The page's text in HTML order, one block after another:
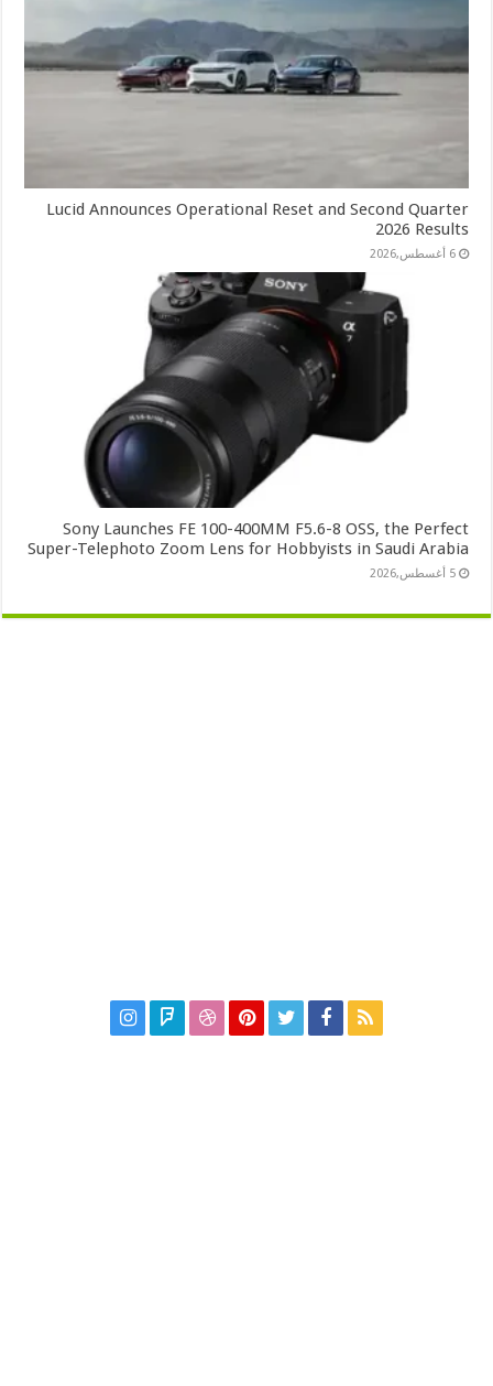
Lucid Announces Operational Reset and Second Quarter
2026 Results
6 أغسطس,2026
Sony Launches FE 100-400MM F5.6-8 OSS, the Perfect
Super-Telephoto Zoom Lens for Hobbyists in Saudi Arabia
5 أغسطس,2026